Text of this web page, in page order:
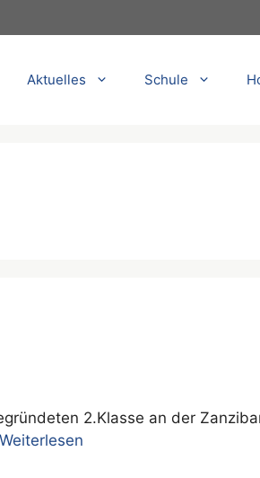
Aktuelles Schule
2.Klasse an der
Weiterlesen